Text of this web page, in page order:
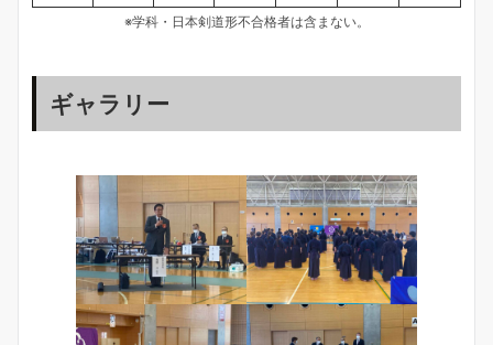
※学科・日本剣道形不合格者は含まない。
ギャラリー